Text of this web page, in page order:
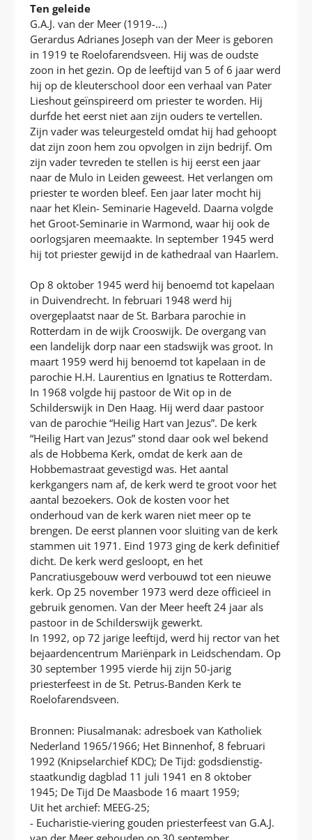
Ten geleide
G.A.J. van der Meer (1919-…)
Gerardus Adrianes Joseph van der Meer is geboren
in 1919 te Roelofarendsveen. Hij was de oudste
zoon in het gezin. Op de leeftijd van 5 of 6 jaar werd
hij op de kleuterschool door een verhaal van Pater
Lieshout geïnspireerd om priester te worden. Hij
durfde het eerst niet aan zijn ouders te vertellen.
Zijn vader was teleurgesteld omdat hij had gehoopt
dat zijn zoon hem zou opvolgen in zijn bedrijf. Om
zijn vader tevreden te stellen is hij eerst een jaar
naar de Mulo in Leiden geweest. Het verlangen om
priester te worden bleef. Een jaar later mocht hij
naar het Klein- Seminarie Hageveld. Daarna volgde
het Groot-Seminarie in Warmond, waar hij ook de
oorlogsjaren meemaakte. In september 1945 werd
hij tot priester gewijd in de kathedraal van Haarlem.
Op 8 oktober 1945 werd hij benoemd tot kapelaan
in Duivendrecht. In februari 1948 werd hij
overgeplaatst naar de St. Barbara parochie in
Rotterdam in de wijk Crooswijk. De overgang van
een landelijk dorp naar een stadswijk was groot. In
maart 1959 werd hij benoemd tot kapelaan in de
parochie H.H. Laurentius en Ignatius te Rotterdam.
In 1968 volgde hij pastoor de Wit op in de
Schilderswijk in Den Haag. Hij werd daar pastoor
van de parochie “Heilig Hart van Jezus”. De kerk
“Heilig Hart van Jezus” stond daar ook wel bekend
als de Hobbema Kerk, omdat de kerk aan de
Hobbemastraat gevestigd was. Het aantal
kerkgangers nam af, de kerk werd te groot voor het
aantal bezoekers. Ook de kosten voor het
onderhoud van de kerk waren niet meer op te
brengen. De eerst plannen voor sluiting van de kerk
stammen uit 1971. Eind 1973 ging de kerk definitief
dicht. De kerk werd gesloopt, en het
Pancratiusgebouw werd verbouwd tot een nieuwe
kerk. Op 25 november 1973 werd deze officieel in
gebruik genomen. Van der Meer heeft 24 jaar als
pastoor in de Schilderswijk gewerkt.
In 1992, op 72 jarige leeftijd, werd hij rector van het
bejaardencentrum Mariënpark in Leidschendam. Op
30 september 1995 vierde hij zijn 50-jarig
priesterfeest in de St. Petrus-Banden Kerk te
Roelofarendsveen.
Bronnen: Piusalmanak: adresboek van Katholiek
Nederland 1965/1966; Het Binnenhof, 8 februari
1992 (Knipselarchief KDC); De Tijd: godsdienstig-
staatkundig dagblad 11 juli 1941 en 8 oktober
1945; De Tijd De Maasbode 16 maart 1959;
Uit het archief: MEEG-25;
- Eucharistie-viering gouden priesterfeest van G.A.J.